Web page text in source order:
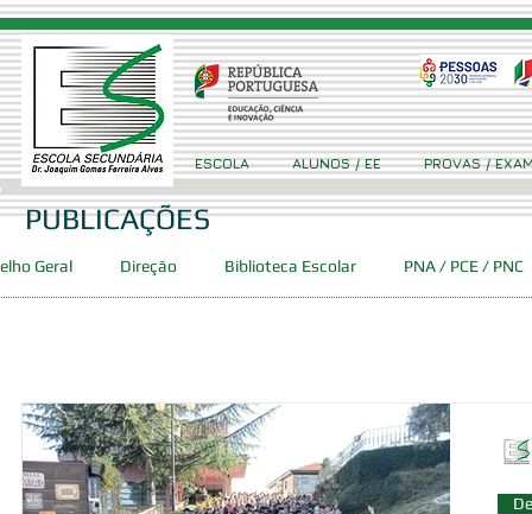
Geral Direção Biblioteca Escolar PNA / PCE / PNC
PES DAC SPO
PUBLICAÇÕES
ESCOLA ALUNOS / EE PROVAS /